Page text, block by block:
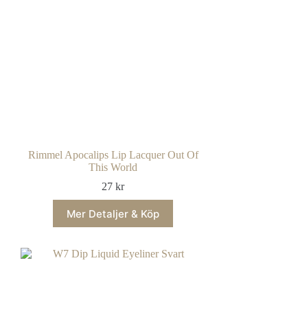
Rimmel Apocalips Lip Lacquer Out Of
This World
27kr
Mer Detaljer & Köp